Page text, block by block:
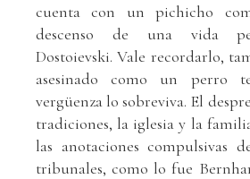
cuenta con un pichicho
descenso de una vida
Dostoievski. Vale recordarlo,
asesinado como un perro
vergüenza lo sobreviva. El
tradiciones, la iglesia y la
las anotaciones compulsivas
tribunales, como lo fue